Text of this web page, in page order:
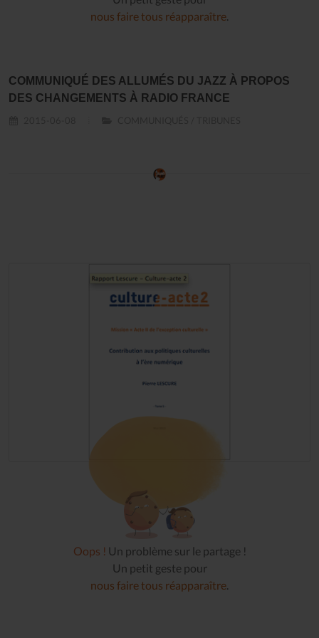
nous faire tous réapparaître.
COMMUNIQUÉ DES ALLUMÉS DU JAZZ À PROPOS
DES CHANGEMENTS À RADIO FRANCE
Oops ! Un problème sur le partage !
Un petit geste pour
nous faire tous réapparaître.